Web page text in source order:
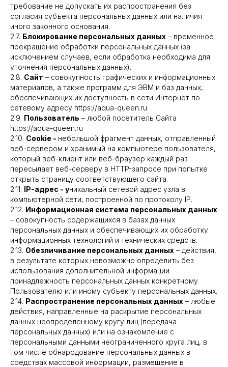
требование не допускать их распространения без
согласия субъекта персональных данных или наличия
иного законного основания.
2.7. Блокирование персональных данных – временное
прекращение обработки персональных данных (за
исключением случаев, если обработка необходима для
уточнения персональных данных).
2.8. Сайт – совокупность графических и информационных
материалов, а также программ для ЭВМ и баз данных,
обеспечивающих их доступность в сети Интернет по
сетевому адресу https://aqua-queen.ru
2.9. Пользователь – любой посетитель Сайта
https://aqua-queen.ru
2.10. Cookie - небольшой фрагмент данных, отправленный
веб-сервером и хранимый на компьютере пользователя,
который веб-клиент или веб-браузер каждый раз
пересылает веб-серверу в HTTP-запросе при попытке
открыть страницу соответствующего сайта.
2.11. IP-адрес - уникальный сетевой адрес узла в
компьютерной сети, построенной по протоколу IP.
2.12. Информационная система персональных данных
– совокупность содержащихся в базах данных
персональных данных и обеспечивающих их обработку
информационных технологий и технических средств.
2.13. Обезличивание персональных данных – действия,
в результате которых невозможно определить без
использования дополнительной информации
принадлежность персональных данных конкретному
Пользователю или иному субъекту персональных данных.
2.14. Распространение персональных данных – любые
действия, направленные на раскрытие персональных
данных неопределенному кругу лиц (передача
персональных данных) или на ознакомление с
персональными данными неограниченного круга лиц, в
том числе обнародование персональных данных в
средствах массовой информации, размещение в